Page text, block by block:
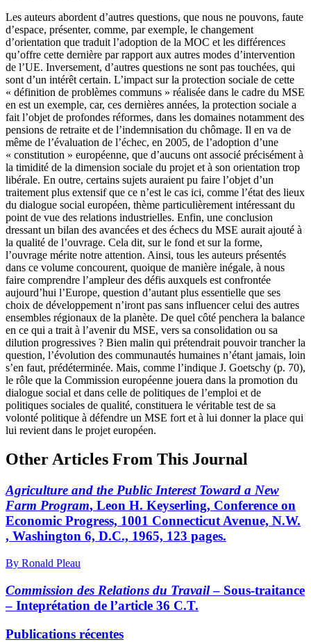
Les auteurs abordent d’autres questions, que nous ne pouvons, faute
d’espace, présenter, comme, par exemple, le changement
d’orientation que traduit l’adoption de la MOC et les différences
qu’offre cette dernière par rapport aux autres modes d’intervention
de l’UE. Inversement, d’autres questions ne sont pas touchées, qui
sont d’un intérêt certain. L’impact sur la protection sociale de cette
« définition de problèmes communs » réalisée dans le cadre du MSE
en est un exemple, car, ces dernières années, la protection sociale a
fait l’objet de profondes réformes, dans les domaines notamment des
pensions de retraite et de l’indemnisation du chômage. Il en va de
même de l’évaluation de l’échec, en 2005, de l’adoption d’une
« constitution » européenne, que d’aucuns ont associé précisément à
la timidité de la dimension sociale du projet et à son orientation trop
libérale. En outre, certains sujets auraient pu faire l’objet d’un
traitement plus extensif que ce n’est le cas ici, comme l’état des lieux
du dialogue social européen, thème particulièrement intéressant du
point de vue des relations industrielles. Enfin, une conclusion
dressant un bilan des avancées et des échecs du MSE aurait ajouté à
la qualité de l’ouvrage. Cela dit, sur le fond et sur la forme,
l’ouvrage mérite notre attention. Ainsi, tous les auteurs présentés
dans ce volume concourent, quoique de manière inégale, à nous
faire comprendre l’ampleur des défis auxquels est confrontée
aujourd’hui l’Europe, question d’autant plus essentielle que ses
choix de développement n’iront pas sans influencer celui des autres
ensembles régionaux de la planète. De quel côté penchera la balance
en ce qui a trait à l’avenir du MSE, vers sa consolidation ou sa
dilution progressives ? Bien malin qui prétendrait pouvoir trancher la
question, l’évolution des communautés humaines n’étant jamais, loin
s’en faut, prédéterminée. Mais, comme l’indique J. Goetschy (p. 70),
le rôle que la Commission européenne jouera dans la promotion du
dialogue social et dans celle de politiques de l’emploi et de
politiques sociales de qualité, constituera le véritable test de sa
volonté politique à défendre un MSE fort et à lui donner la place qui
lui revient dans le projet européen.
Other Articles From This Journal
Agriculture and the Public Interest Toward a New
Farm Program, Leon H. Keyserling, Conference on
Economic Progress, 1001 Connecticut Avenue, N.W.
, Washington 6, D.C., 1965, 123 pages.
By Ronald Pleau
Commission des Relations du Travail– Sous-traitance
– Inteprétation de l’article 36 C.T.
Publications récentes